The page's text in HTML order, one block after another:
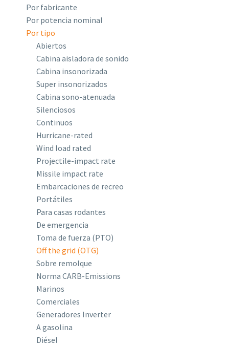
Por fabricante
Por potencia nominal
Por tipo
Abiertos
Cabina aisladora de sonido
Cabina insonorizada
Super insonorizados
Cabina sono-atenuada
Silenciosos
Continuos
Hurricane-rated
Wind load rated
Projectile-impact rate
Missile impact rate
Embarcaciones de recreo
Portátiles
Para casas rodantes
De emergencia
Toma de fuerza (PTO)
Off the grid (OTG)
Sobre remolque
Norma CARB-Emissions
Marinos
Comerciales
Generadores Inverter
A gasolina
Diésel